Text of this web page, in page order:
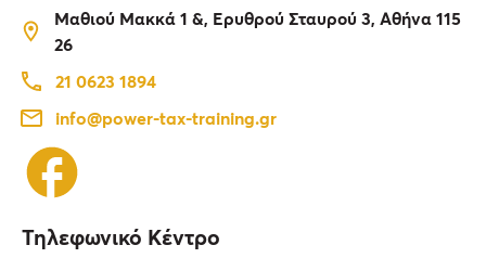
Μαθιού Μακκά 1 &, Ερυθρού Σταυρού 3, Αθήνα 115
26
21 0623 1894
info@power-tax-training.gr
Τηλεφωνικό Κέντρο